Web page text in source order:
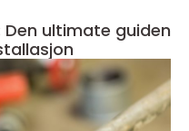
ultimate guiden